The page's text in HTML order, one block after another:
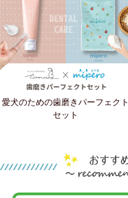
愛犬のための歯磨きパーフェクト
セット